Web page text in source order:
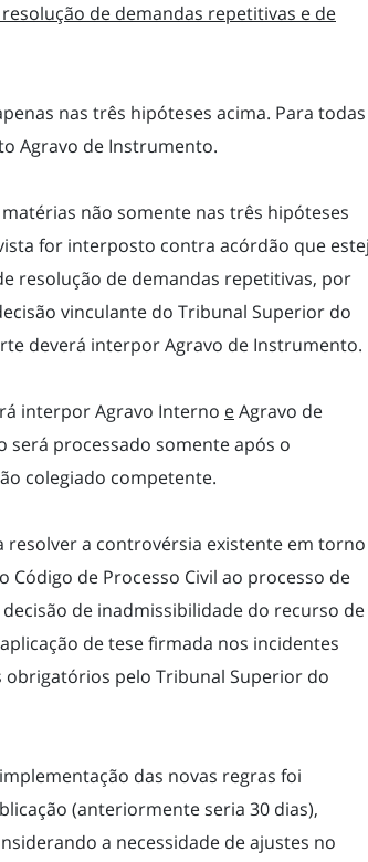
de demandas repetitivas e de
nas três hipóteses acima. Para todas
Agravo de Instrumento.
não somente nas três hipóteses
for interposto contra acórdão que
resolução de demandas repetitivas, por
vinculante do Tribunal Superior do
deverá interpor Agravo de Instrumento.
interpor Agravo Interno eAgravo de
processado somente após o
colegiado competente.
resolver a controvérsia existente em torno
de Processo Civil ao processo de
de inadmissibilidade do recurso de
de tese firmada nos incidentes
pelo Tribunal Superior do
das novas regras foi
(anteriormente seria 30 dias),
a necessidade de ajustes no